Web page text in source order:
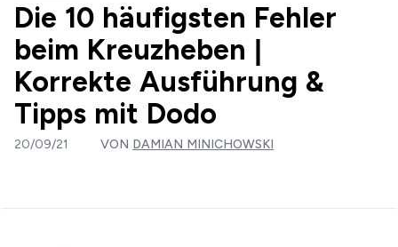
Die 10 häufigsten Fehler
beim Kreuzheben |
Korrekte Ausführung &
Tipps mit Dodo
20/09/21 VON DAMIAN MINICHOWSKI